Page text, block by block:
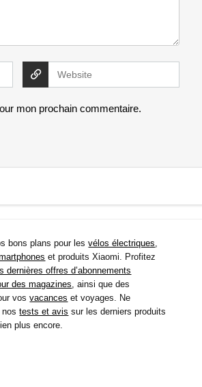
mon prochain commentaire.
bons plans pour lesvélos électriques,
et produits Xiaomi. Profitez
dernières offres d’abonnements
des magazines, ainsi que des
vosvacances et voyages. Ne
nostests et avis sur les derniers produits
plus encore.